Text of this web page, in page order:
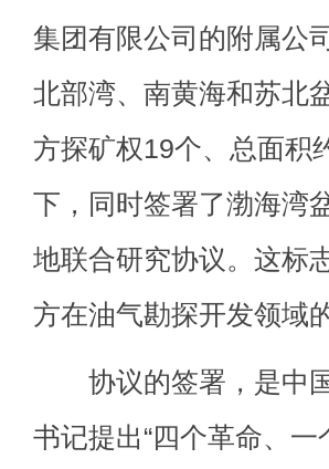
集团有限公司的附属公
北部湾、南黄海和苏北
方探矿权19个、总面积
下，同时签署了渤海湾
地联合研究协议。这标
方在油气勘探开发领域
协议的签署，是中国
书记提出“四个革命、